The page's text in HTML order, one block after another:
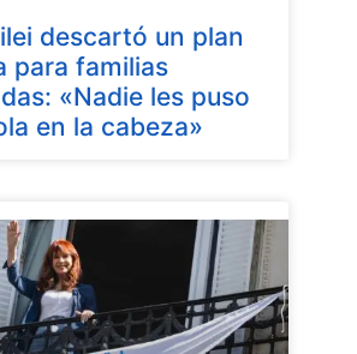
descartó un plan
para familias
«Nadie les puso
en la cabeza»